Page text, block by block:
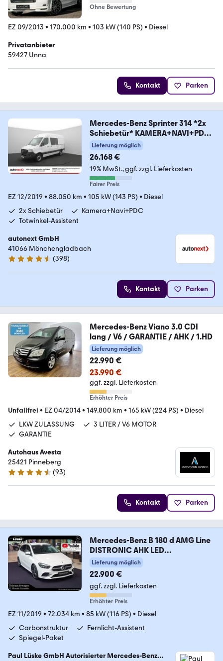
Ohne Bewertung
EZ 09/2013 • 170.000 km • 103 kW (140 PS) • Diesel
Privatanbieter
59427 Unna
Kontakt Parken
Mercedes-Benz Sprinter 314 *2x
Schiebetür* KAMERA+NAVI+PDC
(37
Lieferung möglich
26.168 €
19% MwSt. ggf. zzgl. Lieferkosten
Fairer Preis
EZ 12/2019 • 88.050 km • 105 kW (143 PS) • Diesel
2x Schiebetür
Kamera+Navi+PDC
Totwinkel-Assistent
autonext GmbH
41066 Mönchengladbach
4.7 Sterne
(398)
Kontakt Parken
Mercedes-Benz Viano 3.0 CDI
lang / V6 / GARANTIE / AHK / 1.HD
Lieferung möglich
22.990 €
23.990 €
ggf. zzgl. Lieferkosten
Erhöhter Preis
Unfallfrei • EZ 04/2014• 149.800 km • 165 kW (224 PS) • Diesel
LKW ZULASSUNG
3 LITER / V6 MOTOR
GARANTIE
Autohaus Avesta
25421 Pinneberg
4.6 Sterne
(93)
Kontakt Parken
Mercedes-Benz B 180 d AMG Line
DISTRONIC AHK LED
Rückfahrkamer
Lieferung möglich
22.900 €
ggf. zzgl. Lieferkosten
Erhöhter Preis
EZ 11/2019 • 72.034 km • 85 kW (116 PS) • Diesel
Carbonstruktur
Fernlicht-Assistent
Spiegel-Paket
Paul Lüske GmbH Autorisierter Mercedes-Benz